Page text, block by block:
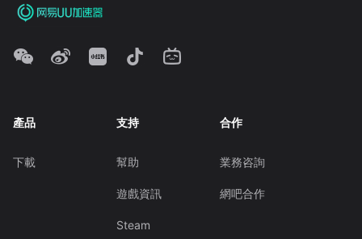
產品
下載
支持
幫助
遊戲資訊
Steam
合作
業務咨詢
網吧合作